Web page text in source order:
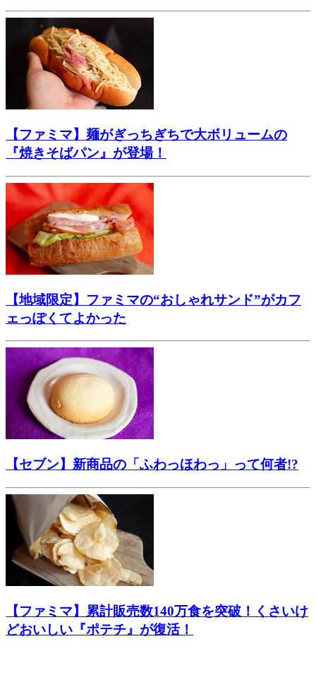
【ファミマ】麺がぎっちぎちで大ボリュームの
『焼きそばパン』が登場！
【地域限定】ファミマの“おしゃれサンド”がカフ
ェっぽくてよかった
【セブン】新商品の「ふわっほわっ」って何者!?
【ファミマ】累計販売数140万食を突破！くさいけ
どおいしい『ポテチ』が復活！